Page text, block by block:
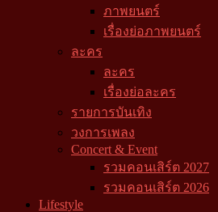
ภาพยนตร์
เรื่องย่อภาพยนตร์
ละคร
ละคร
เรื่องย่อละคร
รายการบันเทิง
วงการเพลง
Concert & Event
รวมคอนเสิร์ต 2027
รวมคอนเสิร์ต 2026
Lifestyle